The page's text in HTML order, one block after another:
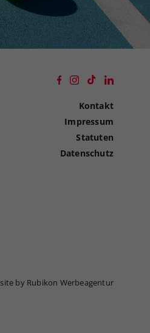
Kontakt
Impressum
Statuten
Datenschutz
by Rubikon Werbeagentur